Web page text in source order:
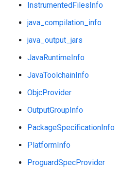
InstrumentedFilesInfo
java_compilation_info
java_output_jars
JavaRuntimeInfo
JavaToolchainInfo
ObjcProvider
OutputGroupInfo
PackageSpecificationInfo
PlatformInfo
ProguardSpecProvider